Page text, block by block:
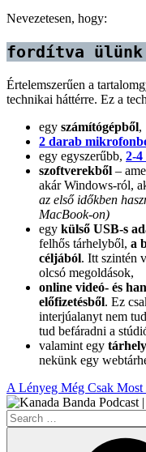
Nevezetesen, hogy:
fordítva
Értelemszerűen a
technikai háttérre. Ez a
egy számítógépből,
2 darab
egy egyszerűbb, 2-4
szoftverekből –
akár Windows-ról,
az első időkben
MacBook-on)
egy külső USB-s
felhős tárhelyből, a
céljából. Itt szintén
olcsó megoldások,
online videó- és
előfizetésből. Ez
interjúalanyt nem
tud befáradni a
valamint egy
nekünk egy
A Lényeg Még Csak
Search
for: